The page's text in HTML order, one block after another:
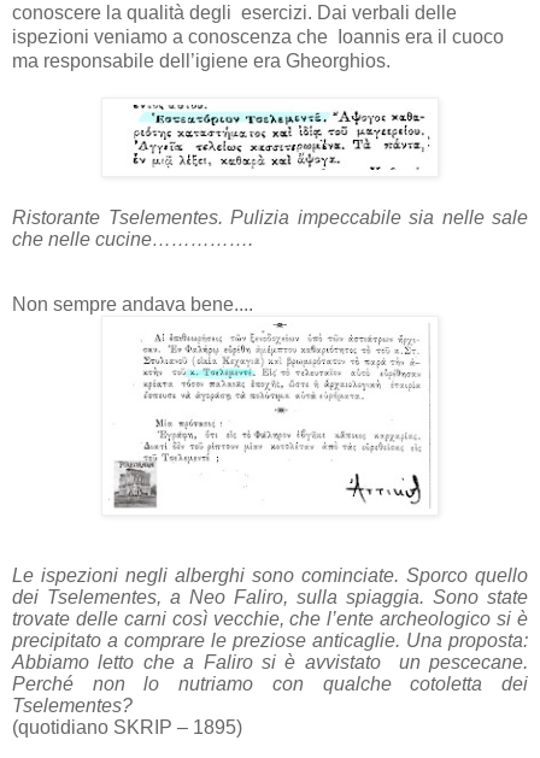
conoscere la qualità degli esercizi. Dai verbali delle
ispezioni veniamo a conoscenza che Ioannis era il cuoco
ma responsabile dell’igiene era Gheorghios.
Ristorante Tselementes. Pulizia impeccabile sia nelle sale
che nelle cucine…………….
Non sempre andava bene....
Le ispezioni negli alberghi sono cominciate. Sporco quello
dei Tselementes, a Neo Faliro, sulla spiaggia. Sono state
trovate delle carni così vecchie, che l’ente archeologico si è
precipitato a comprare le preziose anticaglie. Una proposta:
Abbiamo letto che a Faliro si è avvistato un pescecane.
Perché non lo nutriamo con qualche cotoletta dei
Tselementes?
(quotidiano SKRIP – 1895)